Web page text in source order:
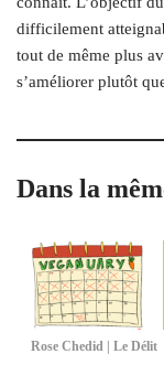
difficilement
tout de même plus
s’améliorer plutôt
Dans la
Rose Chedid | Le Délit